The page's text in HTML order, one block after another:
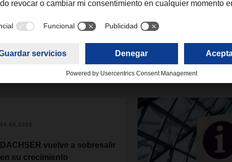
24.03.2023
DACHSER vuelve a sobresalir
en su crecimiento